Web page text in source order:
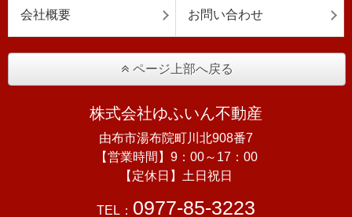
会社概要 お問い合わせ
ページ上部へ戻る
株式会社ゆふいん不動産
由布市湯布院町川北908番7
【営業時間】9：00～17：00
【定休日】土日祝日
TEL： 0977-85-3223